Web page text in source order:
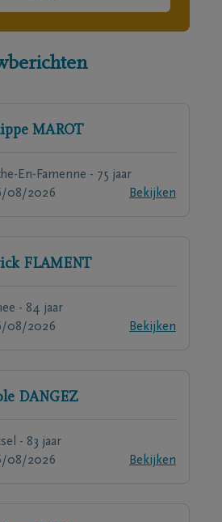
MAROT
En-Famenne - 75 jaar
08/2026
Bekijken
FLAMENT
- 84 jaar
08/2026
Bekijken
DANGEZ
- 83 jaar
08/2026
Bekijken